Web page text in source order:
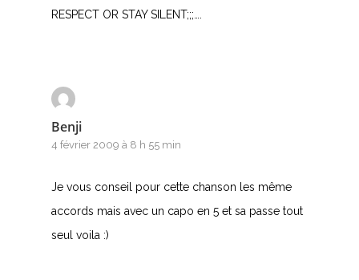
RESPECT OR STAY SILENT;;;….
Benji
4 février 2009 à 8 h 55 min
Je vous conseil pour cette chanson les même
accords mais avec un capo en 5 et sa passe tout
seul voila :)